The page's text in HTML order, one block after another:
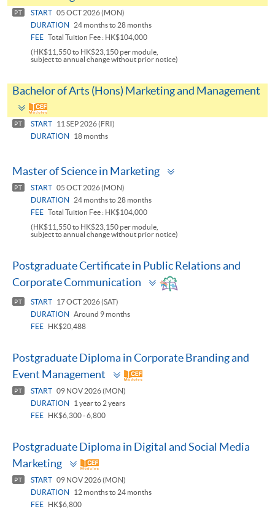
panel
PT START 05 OCT 2026 (MON)
DURATION
24 months to 28 months
FEE Total Tuition Fee : HK$104,000
(HK$11,550 to HK$23,150 per module,
subject to annual change without prior notice)
Bachelor of Arts (Hons) Marketing and Management
Toggle
panel
PT START
11 SEP 2026 (FRI)
DURATION
18 months
Master of Science in Marketing
PT START 05 OCT 2026 (MON)
DURATION
24 months to 28 months
FEE Total Tuition Fee : HK$104,000
(HK$11,550 to HK$23,150 per module,
subject to annual change without prior notice)
Postgraduate Certificate in Public Relations and
Corporate Communication
Toggle
panel
PT START
17 OCT 2026 (SAT)
DURATION
Around 9 months
FEE
HK$20,488
Postgraduate Diploma in Corporate Branding and
Event Management
Toggle
panel
PT START 09 NOV 2026 (MON)
DURATION
1 year to 2 years
FEE
HK$6,300 - 6,800
Postgraduate Diploma in Digital and Social Media
Marketing
Toggle
panel
PT START 09 NOV 2026 (MON)
DURATION
12 months to 24 months
FEE
HK$6,800